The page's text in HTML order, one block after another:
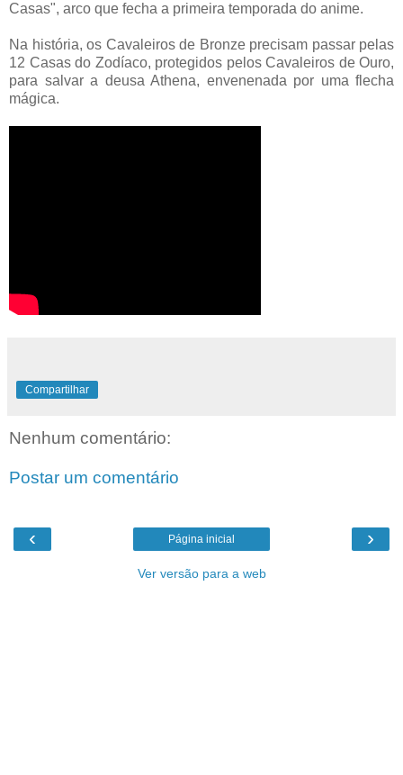
Casas", arco que fecha a primeira temporada do anime.
Na história, os Cavaleiros de Bronze precisam passar pelas
12 Casas do Zodíaco, protegidos pelos Cavaleiros de Ouro,
para salvar a deusa Athena, envenenada por uma flecha
mágica.
Compartilhar
Nenhum comentário:
Postar um comentário
‹ ›
Página inicial
Ver versão para a web